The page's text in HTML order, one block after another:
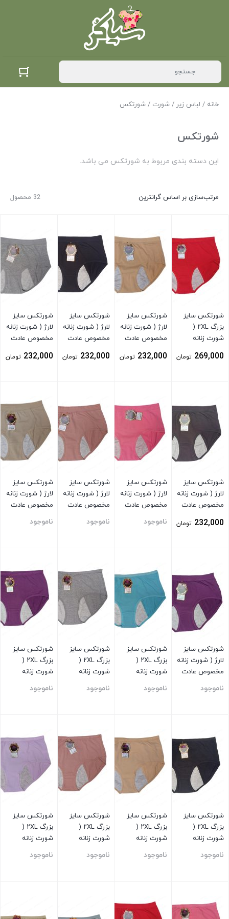
خانه / لباس زیر / شورت / شورتکس
شورتکس
این دسته بندی مربوط به شورتکس می باشد.
32 محصول مرتب‌سازی بر اساس گرانترین
شورتکس سایز
بزرگ ۲XL (
شورت زنانه
ماهیانه ) قرمز
269,000 تومان
شورتکس سایز
لارژ ( شورت زنانه
مخصوص عادت
232,000 تومان
شورتکس سایز
لارژ ( شورت زنانه
مخصوص عادت
232,000 تومان
شورتکس سایز
لارژ ( شورت زنانه
مخصوص عادت
232,000 تومان
شورتکس سایز
لارژ ( شورت زنانه
مخصوص عادت
تیره
232,000 تومان
شورتکس سایز
لارژ ( شورت زنانه
مخصوص عادت
ناموجود
شورتکس سایز
لارژ ( شورت زنانه
مخصوص عادت
کمرنگ
ناموجود
شورتکس سایز
لارژ ( شورت زنانه
مخصوص عادت
کمرنگ
ناموجود
شورتکس سایز
لارژ ( شورت زنانه
مخصوص عادت
ناموجود
شورتکس سایز
بزرگ ۲XL (
شورت زنانه
ماهیانه ) آبی
ناموجود
شورتکس سایز
بزرگ ۲XL (
شورت زنانه
ماهیانه ) توسی
ناموجود
شورتکس سایز
بزرگ ۲XL (
شورت زنانه
ماهیانه ) بنفش
ناموجود
شورتکس سایز
بزرگ ۲XL (
شورت زنانه
ماهیانه ) مشکی
ناموجود
شورتکس سایز
بزرگ ۲XL (
شورت زنانه
ماهیانه ) کرم
ناموجود
شورتکس سایز
بزرگ ۲XL (
شورت زنانه
ماهیانه ) صورتی
ناموجود
شورتکس سایز
بزرگ ۲XL (
شورت زنانه
ماهیانه ) صورتی
ناموجود